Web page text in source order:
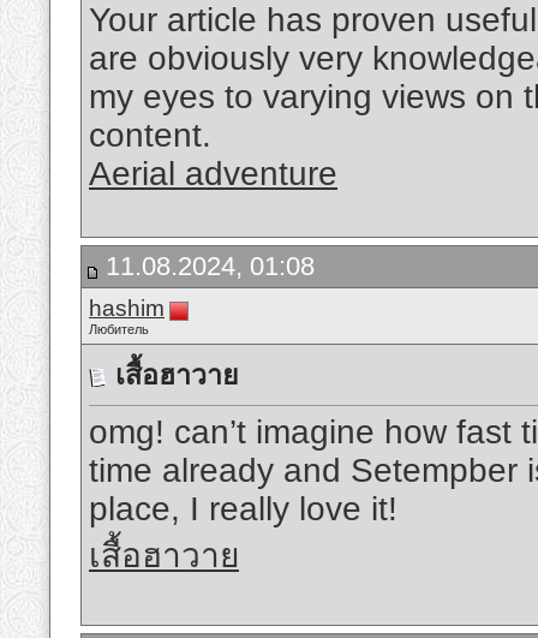
Your article has proven
are obviously very
my eyes to varying views on
content.
Aerial adventure
11.08.2024, 01:08
hashim
Любитель
เสื้อฮาวาย
omg! can’t imagine how fast
time already and Setempber
place, I really love it!
เสื้อฮาวาย